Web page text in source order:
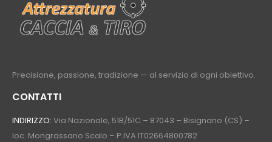
Precisione, passione, tradizione — al servizio di ogni obiettivo.
CONTATTI
INDIRIZZO: Via Nazionale, 51B/51C – 87043 – Bisignano (CS) –
loc. Mongrassano Scalo – P.IVA IT02664800782